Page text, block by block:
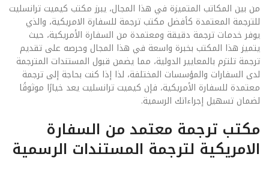
من بين المكاتب المتميزة في هذا المجال، يبرز مكتب كيميت ترانسليت
للترجمة المعتمدة كأفضل مكتب ترجمة للسفارة الامريكية، والذي
يوفر خدمات ترجمة دقيقة ومعتمدة من السفارة الأمريكية، حيث
يتميز هذا المكتب بخبرة واسعة في هذا المجال وحرصه على تقديم
ترجمة تلتزم بالمعايير الدولية، مما يضمن قبول المستندات المترجمة
لدى السفارات والمؤسسات المختلفة، لذا إذا كنت بحاجة إلى ترجمة
معتمدة للسفارة الأمريكية، فإن كيميت ترانسليت يعد خيارًا موثوقًا
لضمان تسهيل إجراءاتك الرسمية.
مكتب ترجمة معتمد من السفارة
الامريكية لترجمة المستندات الرسمية